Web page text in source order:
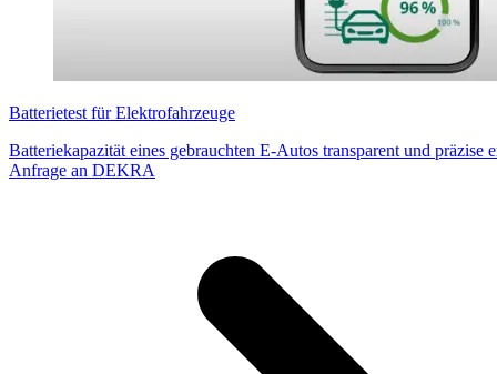
Batterietest für Elektrofahrzeuge
Batteriekapazität eines gebrauchten E-Autos transparent und präzise
Anfrage an DEKRA